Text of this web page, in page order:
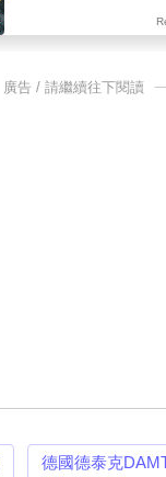
廣告 / 請繼續往下閱讀
德國德泰克